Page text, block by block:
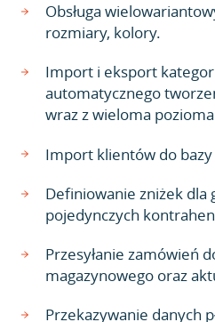
Obsługa
rozmiary, kolory.
Import i eksport
automatycznego
wraz z wieloma
Import klientów do
Definiowanie zniżek dla
pojedynczych
Przesyłanie zamówień
magazynowego oraz
Przekazywanie danych